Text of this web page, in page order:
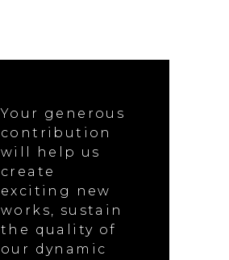
Your generous
contribution
will help us
create
exciting new
works, sustain
the quality of
our dynamic